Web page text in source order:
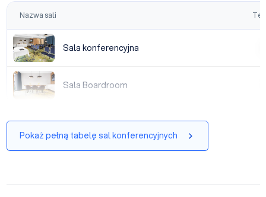
Nazwa sali
Sala konferencyjna
Sala konferencyjna
Sala Boardroom
Sala Boardroom
Pokaż pełną tabelę sal konferencyjnych